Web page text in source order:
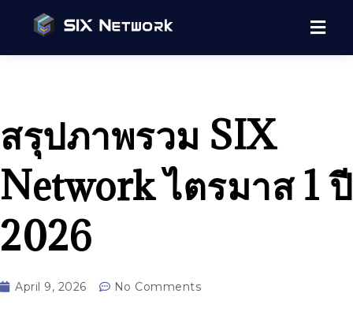
สรุปภาพรวม SIX
Network ไตรมาส 1 ปี
2026
April 9, 2026 No Comments